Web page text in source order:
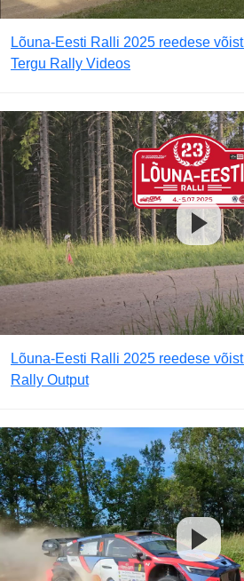
Lõuna-Eesti Ralli 2025 reedese
Tergu Rally Videos
Lõuna-Eesti Ralli 2025 reedese
Rally Output